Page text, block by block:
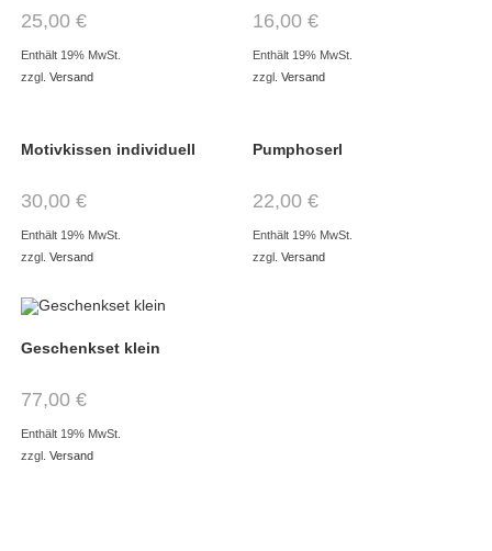
25,00 €
Enthält 19% MwSt.
zzgl. Versand
16,00€
Enthält 19% MwSt.
zzgl.Versand
Motivkissen individuell
30,00 €
Enthält 19% MwSt.
zzgl. Versand
Pumphoserl
22,00€
Enthält 19% MwSt.
zzgl.Versand
Geschenkset klein
77,00 €
Enthält 19% MwSt.
zzgl. Versand